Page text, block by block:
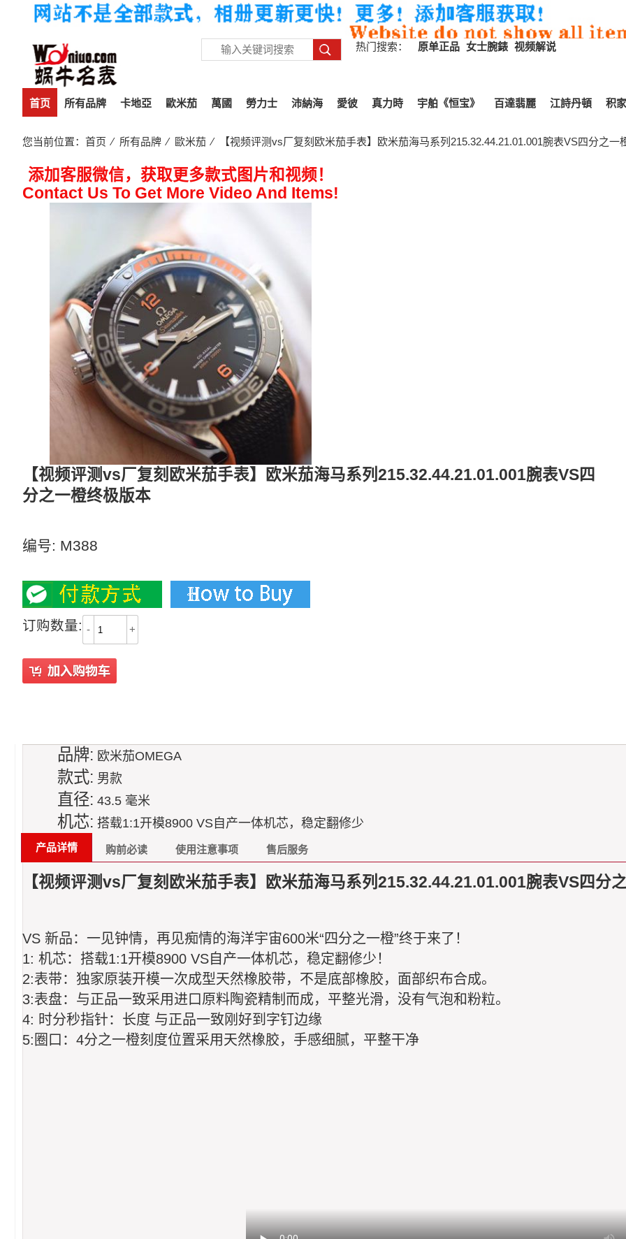
热门搜索： 原单正品 女士腕錶 视频解说
首页 所有品牌 卡地亞 歐米茄 萬國 勞力士 沛納海 愛彼 真力時 宇舶《恒宝》 百達翡麗 江詩丹頓 积家
您当前位置： 首页 ⁄ 所有品牌 ⁄ 歐米茄 ⁄ 【视频评测vs厂复刻欧米茄手表】欧米茄海马系列215.32.44.21.01.001腕表VS四分之一
添加客服微信，获取更多款式图片和视频！
Contact Us To Get More Video And Items!
【视频评测vs厂复刻欧米茄手表】欧米茄海马系列215.32.44.21.01.001腕表VS四
分之一橙终极版本
编号: M388
订购数量: - +
品牌: 欧米茄OMEGA
款式: 男款
直径: 43.5 毫米
机芯: 搭载1:1开模8900 VS自产一体机芯，稳定翻修少
产品详情 购前必读 使用注意事项 售后服务
【视频评测vs厂复刻欧米茄手表】欧米茄海马系列215.32.44.21.01.001腕表VS四分
VS 新品：一见钟情，再见痴情的海洋宇宙600米“四分之一橙”终于来了！
1: 机芯：搭载1:1开模8900 VS自产一体机芯，稳定翻修少！
2:表带：独家原装开模一次成型天然橡胶带，不是底部橡胶，面部织布合成。
3:表盘：与正品一致采用进口原料陶瓷精制而成，平整光滑，没有气泡和粉粒。
4: 时分秒指针：长度 与正品一致刚好到字钉边缘
5:圈口：4分之一橙刻度位置采用天然橡胶，手感细腻，平整干净